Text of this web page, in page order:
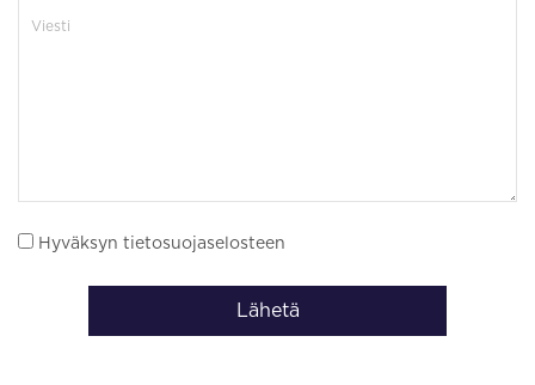
Hyväksyn tietosuojaselosteen
Lähetä